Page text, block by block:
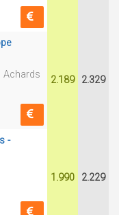
Achards
2.189 2.329
-
1.990 2.229